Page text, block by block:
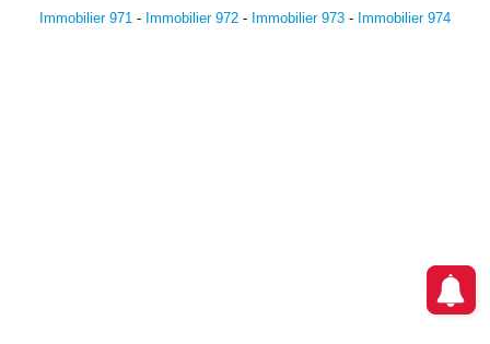
Immobilier 971 - Immobilier 972 - Immobilier 973 - Immobilier 974